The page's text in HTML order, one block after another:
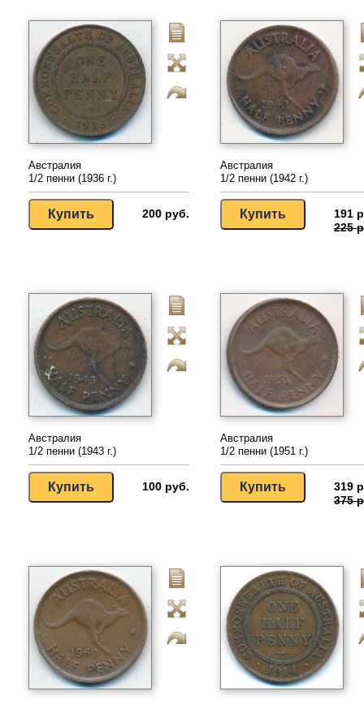
Австралия
1/2 пенни (1936 г.)
200 руб.
Австралия
1/2 пенни (1942 г.)
191
225
Австралия
1/2 пенни (1943 г.)
100 руб.
Австралия
1/2 пенни (1951 г.)
319
375